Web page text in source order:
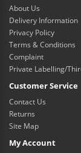
About Us
Delivery Information
Privacy Policy
Terms & Conditions
Complaint
Private Labelling/
Customer Service
Contact Us
Returns
Site Map
My Account